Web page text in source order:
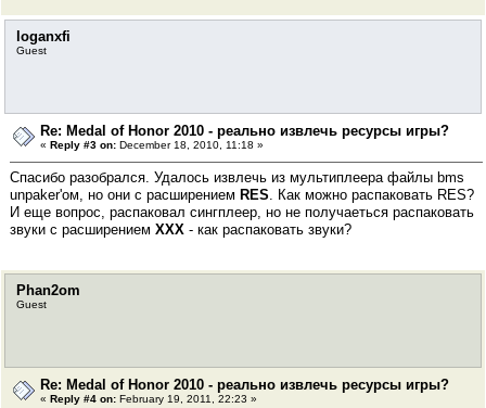
loganxfi
Guest
Re: Medal of Honor 2010 - реально извлечь ресурсы игры?
« Reply #3 on: December 18, 2010, 11:18 »
Спасибо разобрался. Удалось извлечь из мультиплеера файлы bms
unpaker'ом, но они с расширением RES. Как можно распаковать RES?
И еще вопрос, распаковал сингплеер, но не получаеться распаковать
звуки с расширением XXX - как распаковать звуки?
Phan2om
Guest
Re: Medal of Honor 2010 - реально извлечь ресурсы игры?
« Reply #4 on: February 19, 2011, 22:23 »